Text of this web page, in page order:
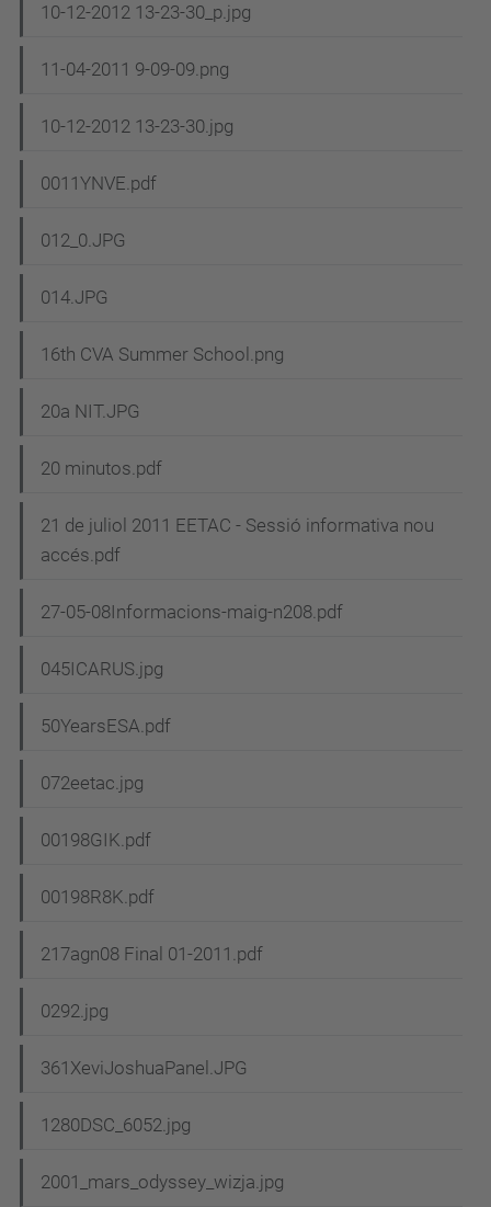
10-12-2012 13-23-30_p.jpg
11-04-2011 9-09-09.png
10-12-2012 13-23-30.jpg
0011YNVE.pdf
012_0.JPG
014.JPG
16th CVA Summer School.png
20a NIT.JPG
20 minutos.pdf
21 de juliol 2011 EETAC - Sessió informativa nou
accés.pdf
27-05-08Informacions-maig-n208.pdf
045ICARUS.jpg
50YearsESA.pdf
072eetac.jpg
00198GIK.pdf
00198R8K.pdf
217agn08 Final 01-2011.pdf
0292.jpg
361XeviJoshuaPanel.JPG
1280DSC_6052.jpg
2001_mars_odyssey_wizja.jpg